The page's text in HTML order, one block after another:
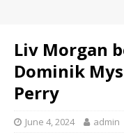
Liv Morgan
Dominik
Perry
June 4, 2024 admin